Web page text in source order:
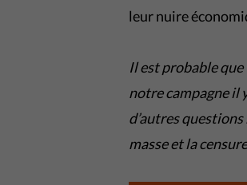
leur nuire
Il est probable
notre campagne il
d’autres
masse et la